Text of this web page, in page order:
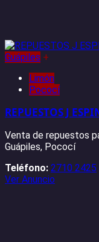
Guápiles +
Limón
Pococí
REPUESTOS J
Venta de repuestos
Guápiles, Pococí
Teléfono: 2710 2425
Ver Anuncio